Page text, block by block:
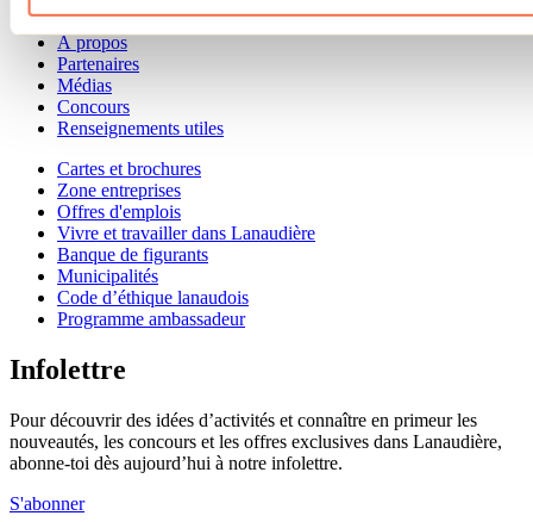
Offre aux voyageurs étrangers
À propos
Partenaires
Médias
Concours
Renseignements utiles
Cartes et brochures
Zone entreprises
Offres d'emplois
Vivre et travailler dans Lanaudière
Banque de figurants
Municipalités
Code d’éthique lanaudois
Programme ambassadeur
Infolettre
Pour découvrir des idées d’activités et connaître en primeur les
nouveautés, les concours et les offres exclusives dans Lanaudière,
abonne-toi dès aujourd’hui à notre infolettre.
S'abonner